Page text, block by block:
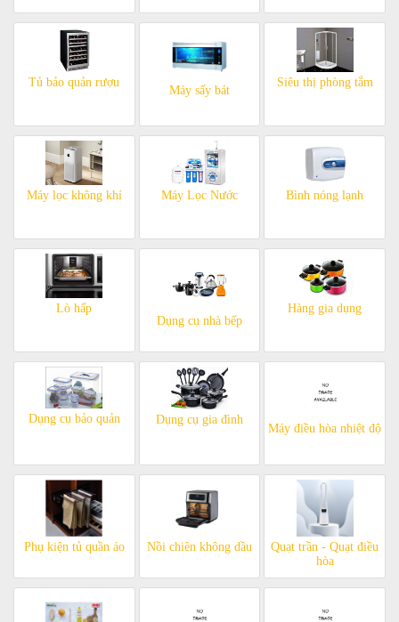
Tủ bảo quản rượu
Máy sấy bát
Siêu thị phòng tắm
Máy lọc không khí Máy Lọc Nước Bình nóng lạnh
Lò hấp
Dụng cụ nhà bếp
Hàng gia dụng
Dụng cụ bảo quản Dụng cụ gia đình
Máy điều hòa nhiệt độ
Phụ kiện tủ quần áo Nồi chiên không dầu
Quạt trần - Quạt điều
hòa